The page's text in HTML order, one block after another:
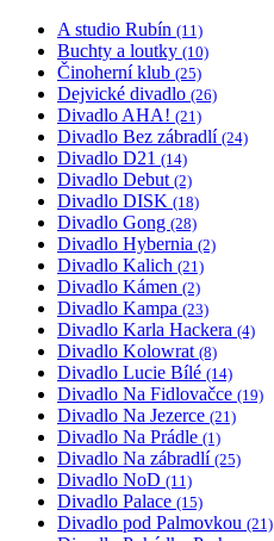
A studio Rubín (11)
Buchty a loutky (10)
Činoherní klub (25)
Dejvické divadlo (26)
Divadlo AHA! (21)
Divadlo Bez zábradlí (24)
Divadlo D21 (14)
Divadlo Debut (2)
Divadlo DISK (18)
Divadlo Gong (28)
Divadlo Hybernia (2)
Divadlo Kalich (21)
Divadlo Kámen (2)
Divadlo Kampa (23)
Divadlo Karla Hackera (4)
Divadlo Kolowrat (8)
Divadlo Lucie Bílé (14)
Divadlo Na Fidlovačce (19)
Divadlo Na Jezerce (21)
Divadlo Na Prádle (1)
Divadlo Na zábradlí (25)
Divadlo NoD (11)
Divadlo Palace (15)
Divadlo pod Palmovkou (21)